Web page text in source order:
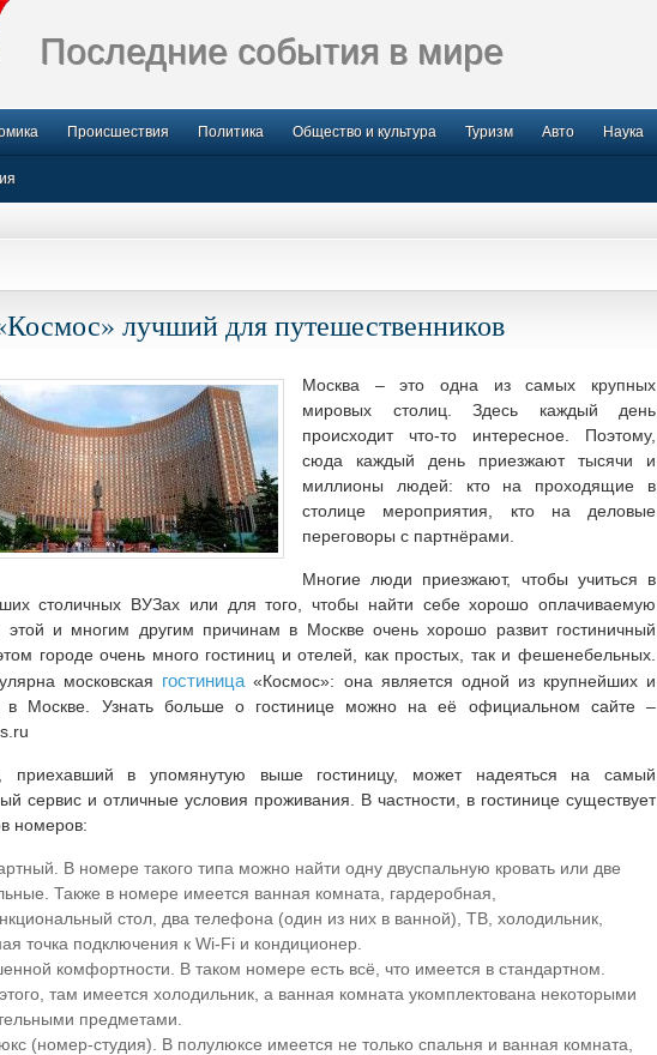
Последние события в мире
Происшествия Политика Общество и культура Туризм Авто Наука
лучший для путешественников
Москва – это одна из самых крупных
мировых столиц. Здесь каждый день
происходит что-то интересное. Поэтому,
сюда каждый день приезжают тысячи и
миллионы людей: кто на проходящие в
столице мероприятия, кто на деловые
переговоры с партнёрами.
Многие люди приезжают, чтобы учиться в
столичных ВУЗах или для того, чтобы найти себе хорошо оплачиваемую
этой и многим другим причинам в Москве очень хорошо развит гостиничный
городе очень много гостиниц и отелей, как простых, так и фешенебельных.
московская гостиница «Космос»: она является одной из крупнейших и
в Москве. Узнать больше о гостинице можно на её официальном сайте –
приехавший в упомянутую выше гостиницу, может надеяться на самый
сервис и отличные условия проживания. В частности, в гостинице существует
номеров:
В номере такого типа можно найти одну двуспальную кровать или две
Также в номере имеется ванная комната, гардеробная,
стол, два телефона (один из них в ванной), ТВ, холодильник,
точка подключения к Wi-Fi и кондиционер.
комфортности. В таком номере есть всё, что имеется в стандартном.
там имеется холодильник, а ванная комната укомплектована некоторыми
предметами.
(номер-студия). В полулюксе имеется не только спальня и ванная комната,